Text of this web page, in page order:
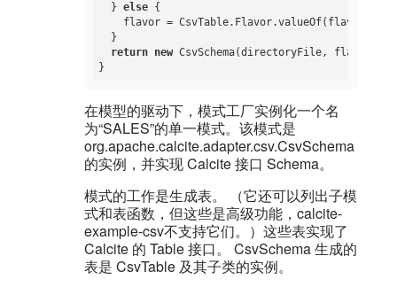
  }
else {
flavor =
  }
return new CsvSchema(directoryFile, flavor);
在模型的驱动下，模式工厂实例化一个名
为“SALES”的单一模式。该模式是
org.apache.calcite.adapter.csv.CsvSchema
的实例，并实现 Calcite 接口 Schema。
模式的工作是生成表。 （它还可以列出子模
式和表函数，但这些是高级功能，calcite-
example-csv不支持它们。）这些表实现了
Calcite 的 Table 接口。 CsvSchema 生成的
表是 CsvTable 及其子类的实例。